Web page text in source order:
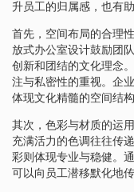
升员工的归属感，也有
首先，空间布局的合理
放式办公室设计鼓励团
创新和团结的文化理念
注与私密性的重视。企
体现文化精髓的空间结构
其次，色彩与材质的运
充满活力的色调往往传
彩则体现专业与稳健。
可以向员工潜移默化地